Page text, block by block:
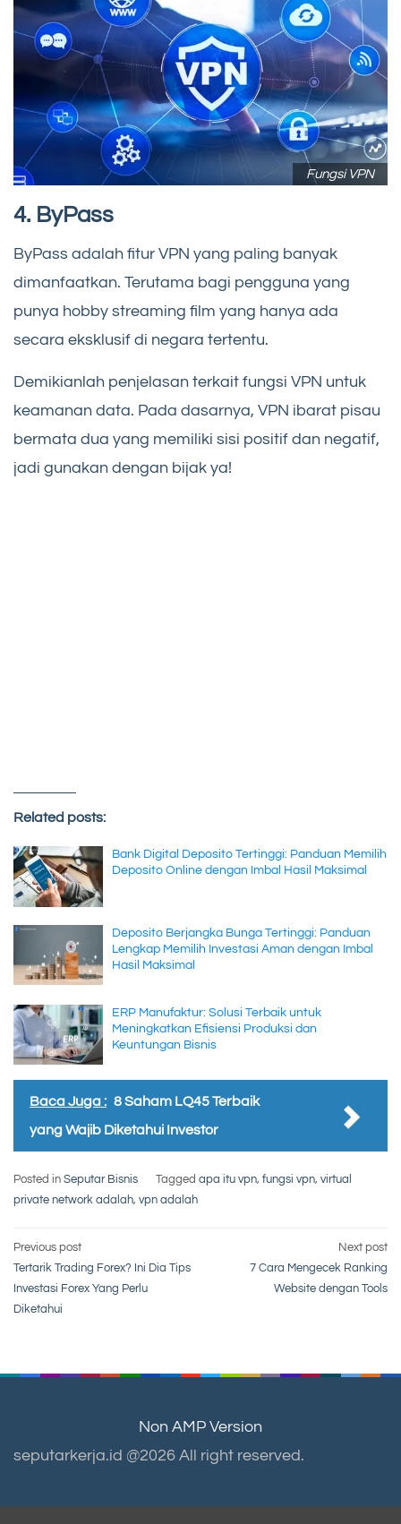
Fungsi VPN
4. ByPass
ByPass adalah fitur VPN yang paling banyak
dimanfaatkan. Terutama bagi pengguna yang
punya hobby streaming film yang hanya ada
secara eksklusif di negara tertentu.
Demikianlah penjelasan terkait fungsi VPN untuk
keamanan data. Pada dasarnya, VPN ibarat pisau
bermata dua yang memiliki sisi positif dan negatif,
jadi gunakan dengan bijak ya!
Related posts:
Bank Digital Deposito Tertinggi: Panduan Memilih
Deposito Online dengan Imbal Hasil Maksimal
Deposito Berjangka Bunga Tertinggi: Panduan
Lengkap Memilih Investasi Aman dengan Imbal
Hasil Maksimal
ERP Manufaktur: Solusi Terbaik untuk
Meningkatkan Efisiensi Produksi dan
Keuntungan Bisnis
Baca Juga : 8 Saham LQ45 Terbaik
yang Wajib Diketahui Investor
Posted in Seputar Bisnis Tagged apa itu vpn, fungsi vpn, virtual
private network adalah, vpn adalah
Post
navigation
Previous post
Tertarik Trading Forex? Ini Dia Tips
Investasi Forex Yang Perlu
Diketahui
Next post
7 Cara Mengecek Ranking
Website dengan Tools
Non AMP Version
seputarkerja.id @2026 All right reserved.